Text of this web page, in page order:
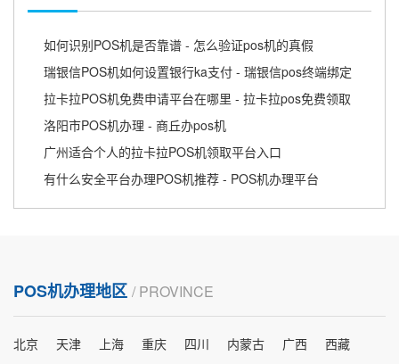
如何识别POS机是否靠谱 - 怎么验证pos机的真假
瑞银信POS机如何设置银行ka支付 - 瑞银信pos终端绑定
拉卡拉POS机免费申请平台在哪里 - 拉卡拉pos免费领取
洛阳市POS机办理 - 商丘办pos机
广州适合个人的拉卡拉POS机领取平台入口
有什么安全平台办理POS机推荐 - POS机办理平台
POS机办理地区 / PROVINCE
北京 天津 上海 重庆 四川 内蒙古 广西
西藏